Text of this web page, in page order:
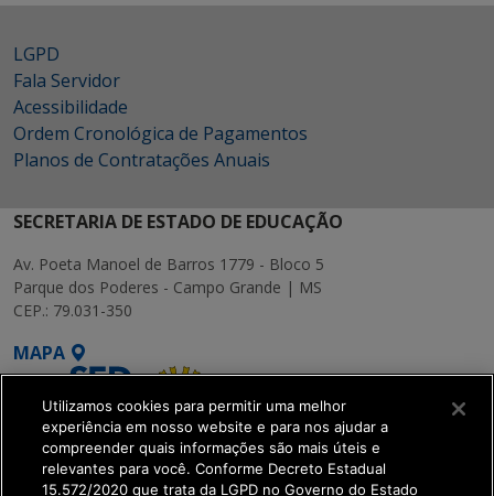
LGPD
Fala Servidor
Acessibilidade
Ordem Cronológica de Pagamentos
Planos de Contratações Anuais
SECRETARIA DE ESTADO DE EDUCAÇÃO
Av. Poeta Manoel de Barros 1779 - Bloco 5
Parque dos Poderes - Campo Grande | MS
CEP.: 79.031-350
MAPA
Utilizamos cookies para permitir uma melhor
experiência em nosso website e para nos ajudar a
compreender quais informações são mais úteis e
relevantes para você. Conforme Decreto Estadual
15.572/2020 que trata da LGPD no Governo do Estado